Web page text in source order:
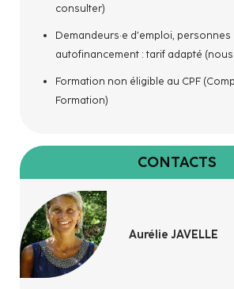
consulter)
Demandeurs·e d’emploi, personnes
autofinancement : tarif adapté
Formation non éligible au CPF
Formation)
CONTACTS
Aurélie JAVELLE